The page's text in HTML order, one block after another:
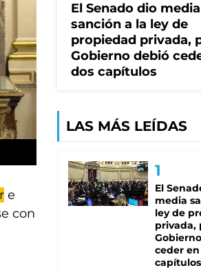
e
con
El Senado dio media
sanción a la ley de
propiedad privada,
Gobierno debió
dos capítulos
LAS MÁS LEÍDAS
El
media
ley de
privada,
ceder
capítulos